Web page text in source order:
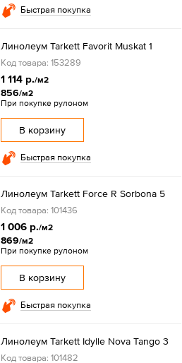
Быстрая покупка
Линолеум Tarkett Favorit Muskat 1
Код товара: 153289
1 114 р./м2
856/м2
При покупке рулоном
В корзину
Быстрая покупка
Линолеум Tarkett Force R Sorbona 5
Код товара: 101436
1 006 р./м2
869/м2
При покупке рулоном
В корзину
Быстрая покупка
Линолеум Tarkett Idylle Nova Tango 3
Код товара: 101482